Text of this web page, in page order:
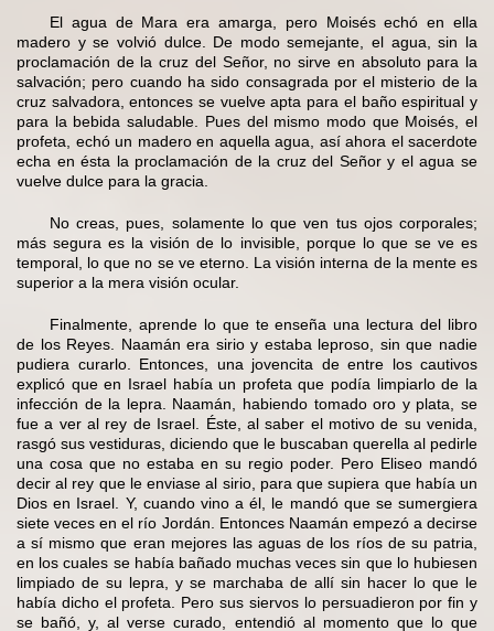
El agua de Mara era amarga, pero Moisés echó en ella
madero y se volvió dulce. De modo semejante, el agua, sin la
proclamación de la cruz del Señor, no sirve en absoluto para la
salvación; pero cuando ha sido consagrada por el misterio de la
cruz salvadora, entonces se vuelve apta para el baño espiritual y
para la bebida saludable. Pues del mismo modo que Moisés, el
profeta, echó un madero en aquella agua, así ahora el sacerdote
echa en ésta la proclamación de la cruz del Señor y el agua se
vuelve dulce para la gracia.
No creas, pues, solamente lo que ven tus ojos corporales;
más segura es la visión de lo invisible, porque lo que se ve es
temporal, lo que no se ve eterno. La visión interna de la mente es
superior a la mera visión ocular.
Finalmente, aprende lo que te enseña una lectura del libro
de los Reyes. Naamán era sirio y estaba leproso, sin que nadie
pudiera curarlo. Entonces, una jovencita de entre los cautivos
explicó que en Israel había un profeta que podía limpiarlo de la
infección de la lepra. Naamán, habiendo tomado oro y plata, se
fue a ver al rey de Israel. Éste, al saber el motivo de su venida,
rasgó sus vestiduras, diciendo que le buscaban querella al pedirle
una cosa que no estaba en su regio poder. Pero Eliseo mandó
decir al rey que le enviase al sirio, para que supiera que había un
Dios en Israel. Y, cuando vino a él, le mandó que se sumergiera
siete veces en el río Jordán. Entonces Naamán empezó a decirse
a sí mismo que eran mejores las aguas de los ríos de su patria,
en los cuales se había bañado muchas veces sin que lo hubiesen
limpiado de su lepra, y se marchaba de allí sin hacer lo que le
había dicho el profeta. Pero sus siervos lo persuadieron por fin y
se bañó, y, al verse curado, entendió al momento que lo que